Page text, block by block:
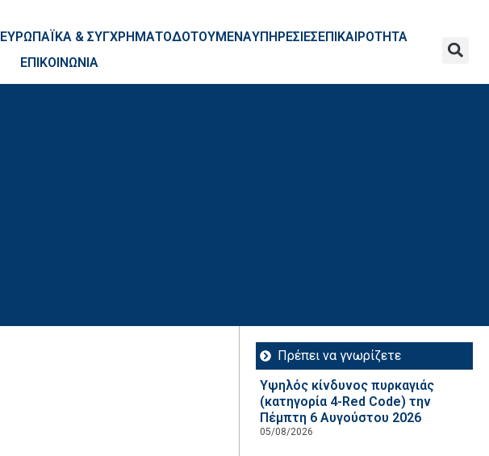
ΕΥΡΩΠΑΪΚΑ & ΣΥΓΧΡΗΜΑΤΟΔΟΤΟΥΜΕΝΑΥΠΗΡΕΣΙΕΣΕΠΙΚΑΙΡΟΤΗΤΑ
ΕΠΙΚΟΙΝΩΝΙΑ
Πρέπει να γνωρίζετε
Υψηλός κίνδυνος πυρκαγιάς
(κατηγορία 4-Red Code) την
Πέμπτη 6 Αυγούστου 2026
05/08/2026